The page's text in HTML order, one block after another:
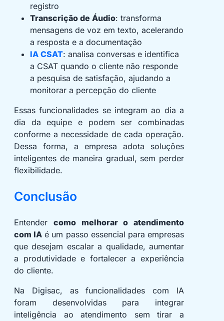
registro
Transcrição de Áudio: transforma
mensagens de voz em texto, acelerando
a resposta e a documentação
IA CSAT: analisa conversas e identifica
a CSAT quando o cliente não responde
a pesquisa de satisfação, ajudando a
monitorar a percepção do cliente
Essas funcionalidades se integram ao dia a
dia da equipe e podem ser combinadas
conforme a necessidade de cada operação.
Dessa forma, a empresa adota soluções
inteligentes de maneira gradual, sem perder
flexibilidade.
Conclusão
Entender como melhorar o atendimento
com IA é um passo essencial para empresas
que desejam escalar a qualidade, aumentar
a produtividade e fortalecer a experiência
do cliente.
Na Digisac, as funcionalidades com IA
foram desenvolvidas para integrar
inteligência ao atendimento sem tirar a